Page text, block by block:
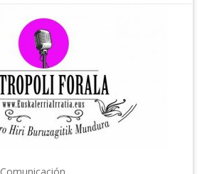
Comunicación